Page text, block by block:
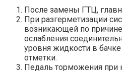
После замены ГТЦ,
При разгерметизации
возникающей по
ослабления
уровня жидкости в
отметки.
Педаль торможения при